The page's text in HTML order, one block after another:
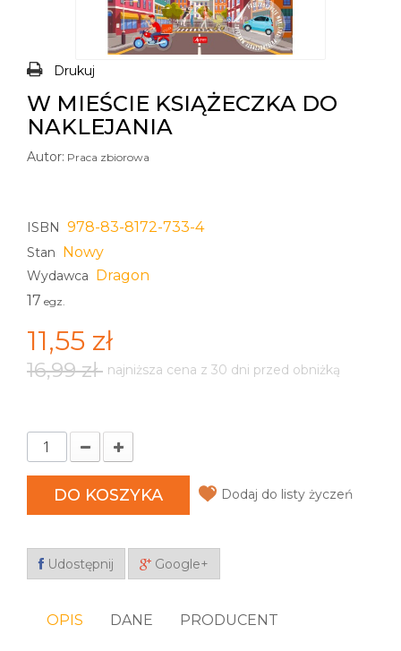
Drukuj
W MIEŚCIE KSIĄŻECZKA DO
NAKLEJANIA
Autor: Praca zbiorowa
ISBN 978-83-8172-733-4
Stan Nowy
Wydawca Dragon
17 egz.
11,55 zł
16,99 zł najniższa cena z 30 dni przed obniżką
DO KOSZYKA Dodaj do listy życzeń
Udostępnij Google+
OPIS DANE PRODUCENT